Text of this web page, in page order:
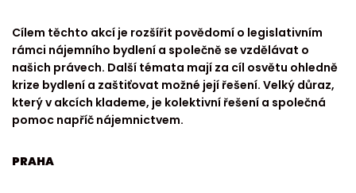
Cílem těchto akcí je rozšířit povědomí o legislativním
rámci nájemního bydlení a společně se vzdělávat o
našich právech. Další témata mají za cíl osvětu ohledně
krize bydlení a zaštiťovat možné její řešení. Velký důraz,
který v akcích klademe, je kolektivní řešení a společná
pomoc napříč nájemnictvem.
PRAHA